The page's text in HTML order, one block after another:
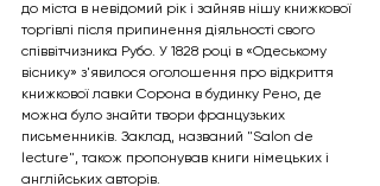
до міста в невідомий рік і зайняв нішу книжкової
торгівлі після припинення діяльності свого
співвітчизника Рубо. У 1828 році в «Одеському
віснику» з'явилося оголошення про відкриття
книжкової лавки Сорона в будинку Рено, де
можна було знайти твори французьких
письменників. Заклад, названий "Salon de
lecture", також пропонував книги німецьких і
англійських авторів.